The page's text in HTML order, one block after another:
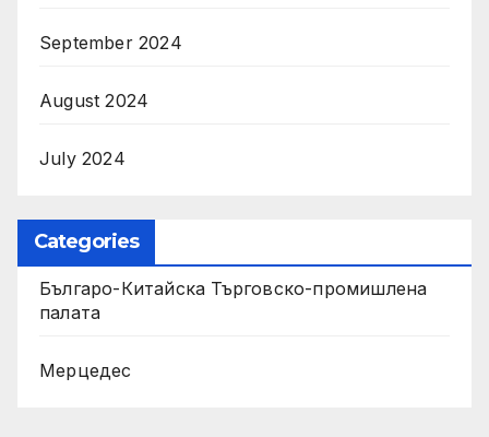
September 2024
August 2024
July 2024
Categories
Българо-Китайска Търговско-промишлена
палaта
Мерцедес